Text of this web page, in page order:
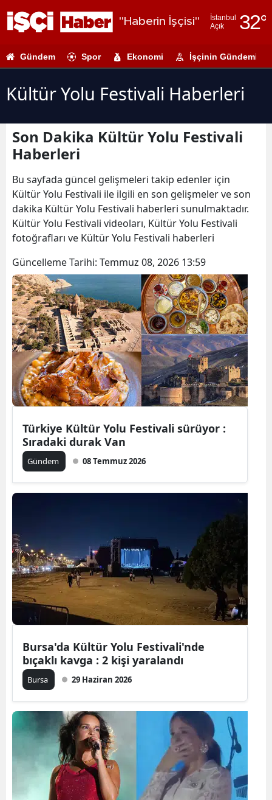
"Haberin İşçisi"
İstanbul
Açık
32°
Adıyaman
Amasya
Antalya
Artvin
Bilecik
Bingöl
Bitlis
Bolu
Burdur
Bursa
Çanakkale
Çorum
Edirne
Elazığ
Erzincan
Giresun
Gümüşhane
Hakkari
Hatay
Gündem Spor Ekonomi İşçinin Gündemi
Kültür Yolu Festivali Haberleri
Son Dakika Kültür Yolu Festivali
Haberleri
Bu sayfada güncel gelişmeleri takip edenler için
Kültür Yolu Festivali ile ilgili en son gelişmeler ve son
dakika Kültür Yolu Festivali haberleri sunulmaktadır.
Kültür Yolu Festivali videoları, Kültür Yolu Festivali
fotoğrafları ve Kültür Yolu Festivali haberleri
Güncelleme Tarihi: Temmuz 08, 2026 13:59
Türkiye Kültür Yolu Festivali sürüyor :
Sıradaki durak Van
Gündem 08 Temmuz 2026
Bursa'da Kültür Yolu Festivali'nde
bıçaklı kavga : 2 kişi yaralandı
Bursa 29 Haziran 2026